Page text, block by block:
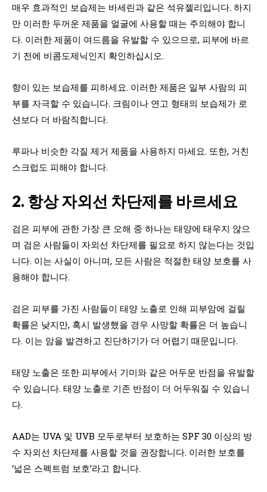
매우 효과적인 보습제는 바세린과 같은 석유젤리입니다. 하지
만 이러한 두꺼운 제품을 얼굴에 사용할 때는 주의해야 합니
다. 이러한 제품이 여드름을 유발할 수 있으므로, 피부에 바르
기 전에 비콤도제닉인지 확인하십시오.
향이 있는 보습제를 피하세요. 이러한 제품은 일부 사람의 피
부를 자극할 수 있습니다. 크림이나 연고 형태의 보습제가 로
션보다 더 바람직합니다.
루파나 비슷한 각질 제거 제품을 사용하지 마세요. 또한, 거친
스크럽도 피해야 합니다.
2. 항상 자외선 차단제를 바르세요
검은 피부에 관한 가장 큰 오해 중 하나는 태양에 태우지 않으
며 검은 사람들이 자외선 차단제를 필요로 하지 않는다는 것입
니다. 이는 사실이 아니며, 모든 사람은 적절한 태양 보호를 사
용해야 합니다.
검은 피부를 가진 사람들이 태양 노출로 인해 피부암에 걸릴
확률은 낮지만, 혹시 발생했을 경우 사망할 확률은 더 높습니
다. 이는 암을 발견하고 진단하기가 더 어렵기 때문입니다.
태양 노출은 또한 피부에서 기미와 같은 어두운 반점을 유발할
수 있습니다. 태양 노출로 기존 반점이 더 어두워질 수 있습니
다.
AAD는 UVA 및 UVB 모두로부터 보호하는 SPF 30 이상의 방
수 자외선 차단제를 사용할 것을 권장합니다. 이러한 보호를
‘넓은 스펙트럼 보호’라고 합니다.